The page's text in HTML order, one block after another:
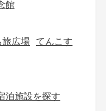
館
旅広場 てんこす
泊施設を探す